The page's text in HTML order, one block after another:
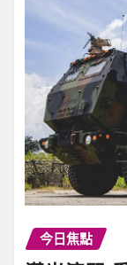
今日焦點